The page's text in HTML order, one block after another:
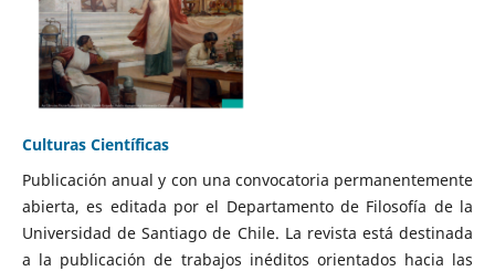
Culturas Científicas
Publicación anual y con una convocatoria permanentemente
abierta, es editada por el Departamento de Filosofía de la
Universidad de Santiago de Chile. La revista está destinada
a la publicación de trabajos inéditos orientados hacia las